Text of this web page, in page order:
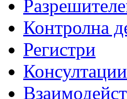
Контролна
Регистри